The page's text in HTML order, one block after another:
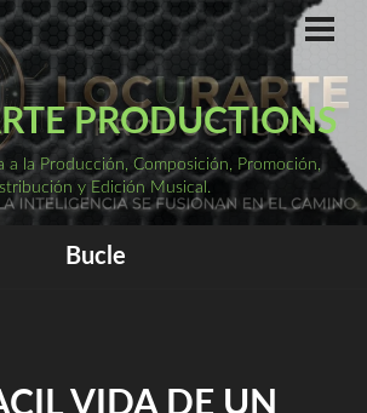
PRODUCTIONS
a la Producción, Composición, Promoción,
y Edición Musical.
Bucle
VIDA DE UN